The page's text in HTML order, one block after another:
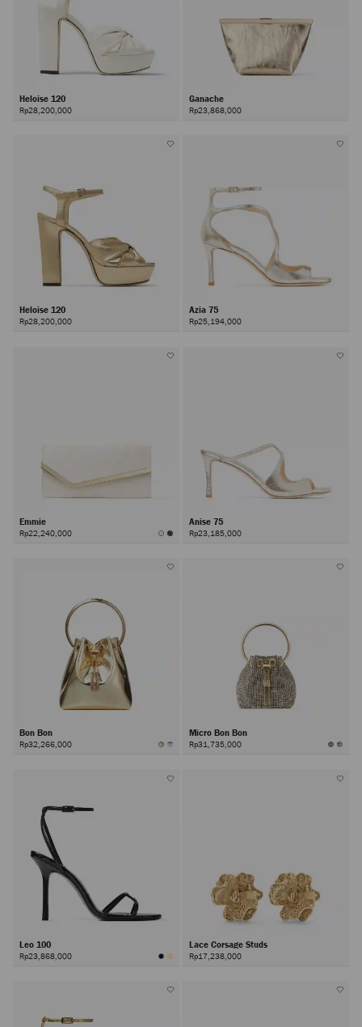
Heloise 120
Rp28,200,000
Ganache
Rp23,868,000
Heloise 120
Rp28,200,000
Azia 75
Rp25,194,000
Emmie
Rp22,240,000
Anise 75
Rp23,185,000
Bon Bon
Rp32,266,000
Micro Bon Bon
Rp31,735,000
Leo 100
Rp23,868,000
Lace Corsage Studs
Rp17,238,000